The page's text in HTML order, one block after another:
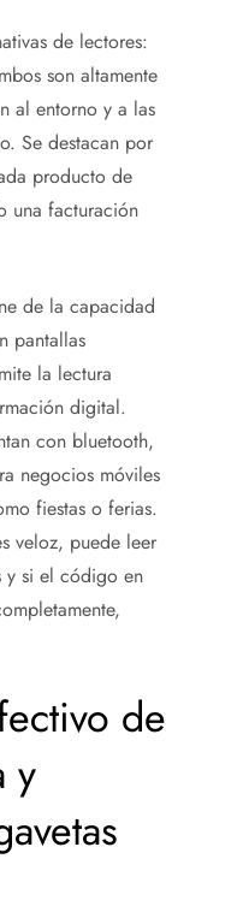
de lectores:
son altamente
al entorno y a las
Se destacan por
producto de
una facturación
de la capacidad
pantallas
la lectura
digital.
con bluetooth,
negocios móviles
fiestas o ferias.
veloz, puede leer
y si el código en
de
y